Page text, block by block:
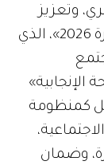
وتعزيز
جودة الحياة، لا سيما في إطار «عام الأسرة 2026»، الذي
كمنظومة
وضمان